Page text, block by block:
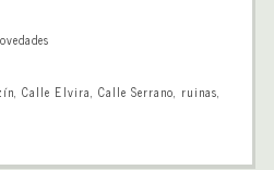
,Calle Elvira, Calle Serrano, ruinas,